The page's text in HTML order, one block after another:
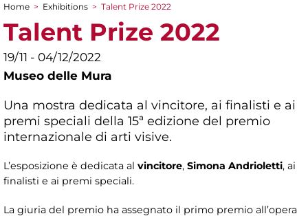
You are here
Home > Exhibitions > Talent Prize 2022
Talent Prize 2022
19/11 - 04/12/2022
Museo delle Mura
Una mostra dedicata al vincitore, ai finalisti e ai
premi speciali della 15ª edizione del premio
internazionale di arti visive.
L’esposizione è dedicata al vincitore, Simona Andrioletti, ai
finalisti e ai premi speciali.
La giuria del premio ha assegnato il primo premio all’opera